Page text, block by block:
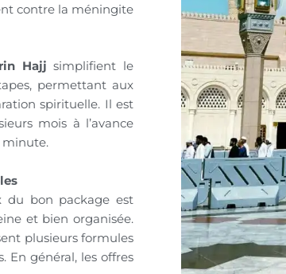
contre la méningite
Hajj simplifient le
permettant aux
spirituelle. Il est
mois à l’avance
minute.
du bon package est
et bien organisée.
plusieurs formules
En général, les offres